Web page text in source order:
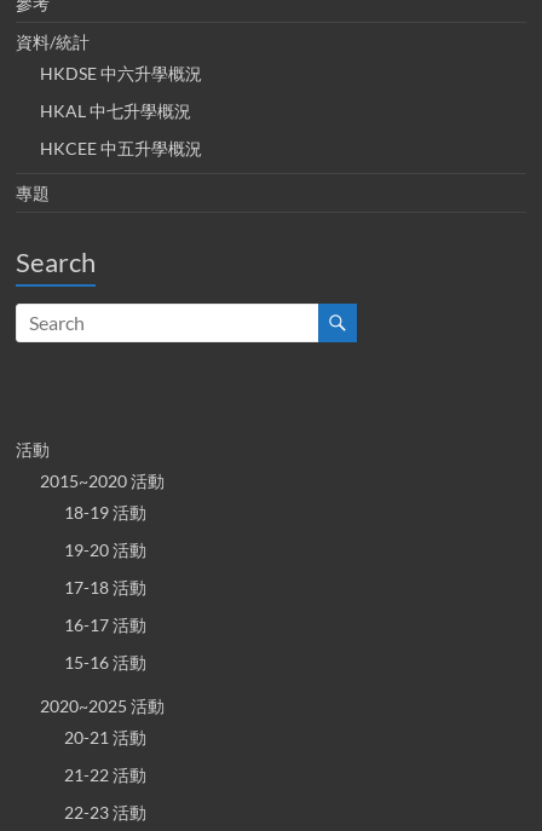
資料/統計
HKDSE 中六升學概況
HKAL 中七升學概況
HKCEE 中五升學概況
專題
Search
活動
2015~2020 活動
18-19 活動
19-20 活動
17-18 活動
16-17 活動
15-16 活動
2020~2025 活動
20-21 活動
21-22 活動
22-23 活動